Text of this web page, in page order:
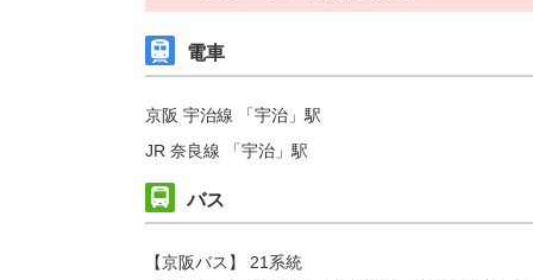
電車
京阪 宇治線 「宇治」駅
JR 奈良線 「宇治」駅
バス
【京阪バス】 21系統